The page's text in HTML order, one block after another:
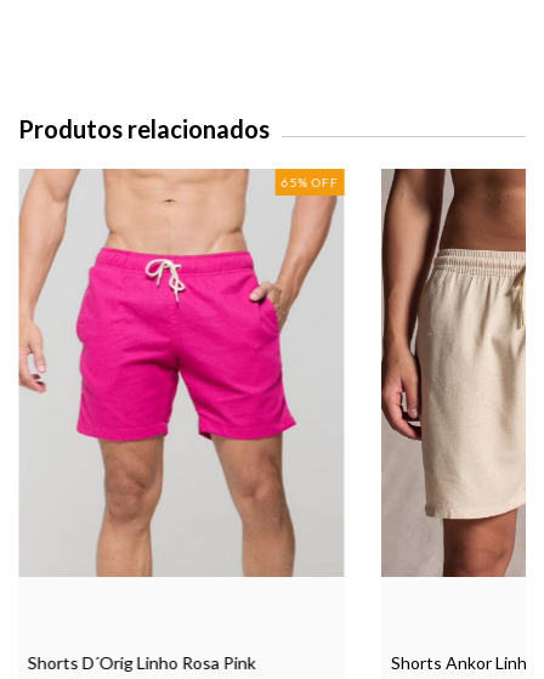
Produtos relacionados
65%OFF
Shorts D´Orig Linho Rosa Pink Shorts Ankor Linho